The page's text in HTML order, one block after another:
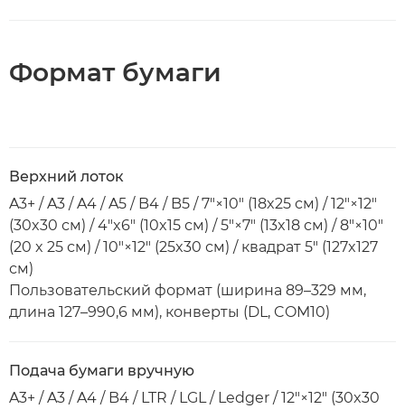
Формат бумаги
Верхний лоток
A3+ / A3 / A4 / A5 / B4 / B5 / 7"×10" (18x25 см) / 12"×12"
(30x30 см) / 4"x6" (10x15 см) / 5"×7" (13x18 см) / 8"×10"
(20 x 25 см) / 10"×12" (25x30 см) / квадрат 5" (127x127
см)
Пользовательский формат (ширина 89–329 мм,
длина 127–990,6 мм), конверты (DL, COM10)
Подача бумаги вручную
A3+ / A3 / A4 / B4 / LTR / LGL / Ledger / 12"×12" (30x30